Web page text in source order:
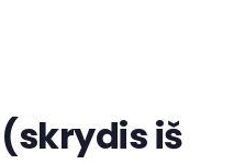
(skrydis iš